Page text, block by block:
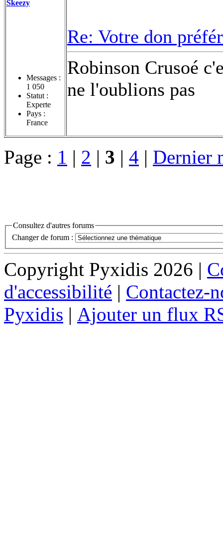
Skeezy
Messages :
1 050
Statut :
Experte
Pays :
France
Re: Votre don
Robinson Crusoé
ne l'oublions pas
Page : 1 | 2 | 3 | 4 | Dernier
Consultez d'autres forums
Changer de forum :
Copyright Pyxidis 2026 |
d'accessibilité | Contactez-
Pyxidis | Ajouter un flux